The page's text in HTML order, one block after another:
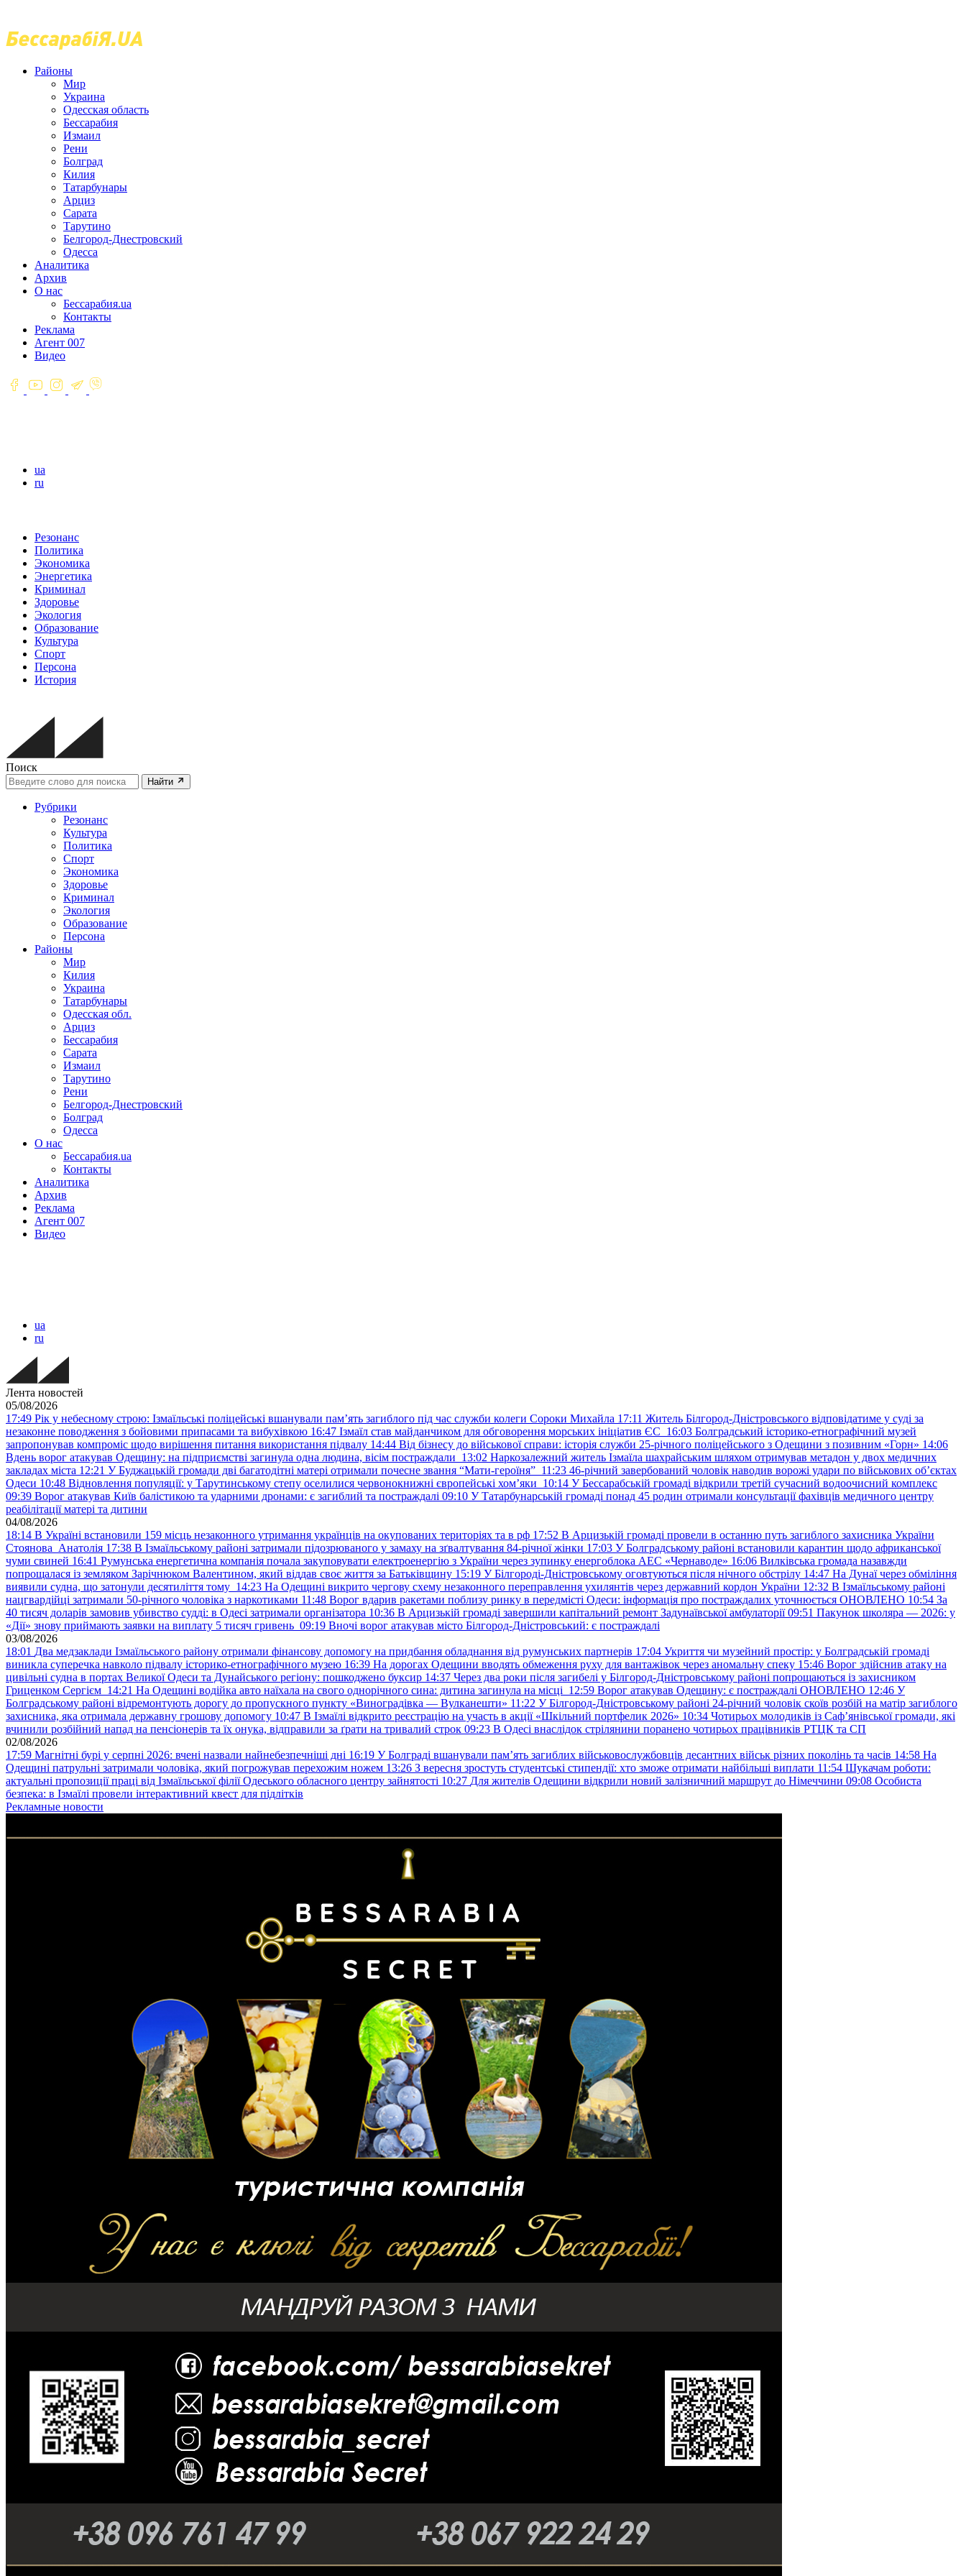
Районы
Мир
Украина
Одесская область
Бессарабия
Измаил
Рени
Болград
Килия
Татарбунары
Арциз
Сарата
Тарутино
Белгород-Днестровский
Одесса
Аналитика
Архив
О нас
Бессарабия.ua
Контакты
Реклама
Агент 007
Видео
ua
ru
Резонанс
Политика
Экономика
Энергетика
Криминал
Здоровье
Экология
Образование
Культура
Спорт
Персона
История
Поиск
Найти
Рубрики
Резонанс
Культура
Политика
Спорт
Экономика
Здоровье
Криминал
Экология
Образование
Персона
Районы
Мир
Килия
Украина
Татарбунары
Одесская обл.
Арциз
Бессарабия
Сарата
Измаил
Тарутино
Рени
Белгород-Днестровский
Болград
Одесса
О нас
Бессарабия.ua
Контакты
Аналитика
Архив
Реклама
Агент 007
Видео
ua
ru
Лента новостей
05/08/2026
17:49 Рік у небесному строю: Ізмаїльські поліцейські вшанували пам’ять загиблого під час служби колеги Сороки Михайла 17:11 Житель Білгород-Дністровського відповідатиме у суді за
незаконне поводження з бойовими припасами та вибухівкою 16:47 Ізмаїл став майданчиком для обговорення морських ініціатив ЄС 16:03 Болградський історико-етнографічний музей
запропонував компроміс щодо вирішення питання використання підвалу 14:44 Від бізнесу до військової справи: історія служби 25-річного поліцейського з Одещини з позивним «Горн» 14:06
Вдень ворог атакував Одещину: на підприємстві загинула одна людина, вісім постраждали 13:02 Наркозалежний житель Ізмаїла шахрайським шляхом отримував метадон у двох медичних
закладах міста 12:21 У Буджацькій громади дві багатодітні матері отримали почесне звання “Мати-героїня” 11:23 46-річний завербований чоловік наводив ворожі удари по військових обʼєктах
Одеси 10:48 Відновлення популяції: у Тарутинському степу оселилися червонокнижні європейські хом’яки 10:14 У Бессарабській громаді відкрили третій сучасний водоочисний комплекс
09:39 Ворог атакував Київ балістикою та ударними дронами: є загиблий та постраждалі 09:10 У Татарбунарській громаді понад 45 родин отримали консультації фахівців медичного центру
реабілітації матері та дитини
04/08/2026
18:14 В Україні встановили 159 місць незаконного утримання українців на окупованих територіях та в рф 17:52 В Арцизькій громаді провели в останню путь загиблого захисника України
Стоянова Анатолія 17:38 В Ізмаїльському районі затримали підозрюваного у замаху на зґвалтування 84-річної жінки 17:03 У Болградському районі встановили карантин щодо африканської
чуми свиней 16:41 Румунська енергетична компанія почала закуповувати електроенергію з України через зупинку енергоблока АЕС «Чернаводе» 16:06 Вилківська громада назавжди
попрощалася із земляком Зарічнюком Валентином, який віддав своє життя за Батьківщину 15:19 У Білгороді-Дністровському оговтуються після нічного обстрілу 14:47 На Дунаї через обміління
виявили судна, що затонули десятиліття тому 14:23 На Одещині викрито чергову схему незаконного переправлення ухилянтів через державний кордон України 12:32 В Ізмаїльському районі
нацгвардійці затримали 50-річного чоловіка з наркотиками 11:48 Ворог вдарив ракетами поблизу ринку в передмісті Одеси: інформація про постраждалих уточнюється ОНОВЛЕНО 10:54 За
40 тисяч доларів замовив убивство судді: в Одесі затримали організатора 10:36 В Арцизькій громаді завершили капітальний ремонт Задунаївської амбулаторії 09:51 Пакунок школяра — 2026: у
«Дії» знову приймають заявки на виплату 5 тисяч гривень 09:19 Вночі ворог атакував місто Білгород-Дністровський: є постраждалі
03/08/2026
18:01 Два медзаклади Ізмаїльського району отримали фінансову допомогу на придбання обладнання від румунських партнерів 17:04 Укриття чи музейний простір: у Болградській громаді
виникла суперечка навколо підвалу історико-етнографічного музею 16:39 На дорогах Одещини вводять обмеження руху для вантажівок через аномальну спеку 15:46 Ворог здійснив атаку на
цивільні судна в портах Великої Одеси та Дунайського регіону: пошкоджено буксир 14:37 Через два роки після загибелі у Білгород-Дністровському районі попрощаються із захисником
Гриценком Сергієм 14:21 На Одещині водійка авто наїхала на свого однорічного сина: дитина загинула на місці 12:59 Ворог атакував Одещину: є постраждалі ОНОВЛЕНО 12:46 У
Болградському районі відремонтують дорогу до пропускного пункту «Виноградівка — Вулканешти» 11:22 У Білгород-Дністровському районі 24-річний чоловік скоїв розбій на матір загиблого
захисника, яка отримала державну грошову допомогу 10:47 В Ізмаїлі відкрито реєстрацію на участь в акції «Шкільний портфелик 2026» 10:34 Чотирьох молодиків із Саф’янівської громади, які
вчинили розбійний напад на пенсіонерів та їх онука, відправили за ґрати на тривалий строк 09:23 В Одесі внаслідок стрілянини поранено чотирьох працівників РТЦК та СП
02/08/2026
17:59 Магнітні бурі у серпні 2026: вчені назвали найнебезпечніші дні 16:19 У Болграді вшанували пам’ять загиблих військовослужбовців десантних військ різних поколінь та часів 14:58 На
Одещині патрульні затримали чоловіка, який погрожував перехожим ножем 13:26 З вересня зростуть студентські стипендії: хто зможе отримати найбільші виплати 11:54 Шукачам роботи:
актуальні пропозиції праці від Ізмаїльської філії Одеського обласного центру зайнятості 10:27 Для жителів Одещини відкрили новий залізничний маршрут до Німеччини 09:08 Особиста
безпека: в Ізмаїлі провели інтерактивний квест для підлітків
Рекламные новости